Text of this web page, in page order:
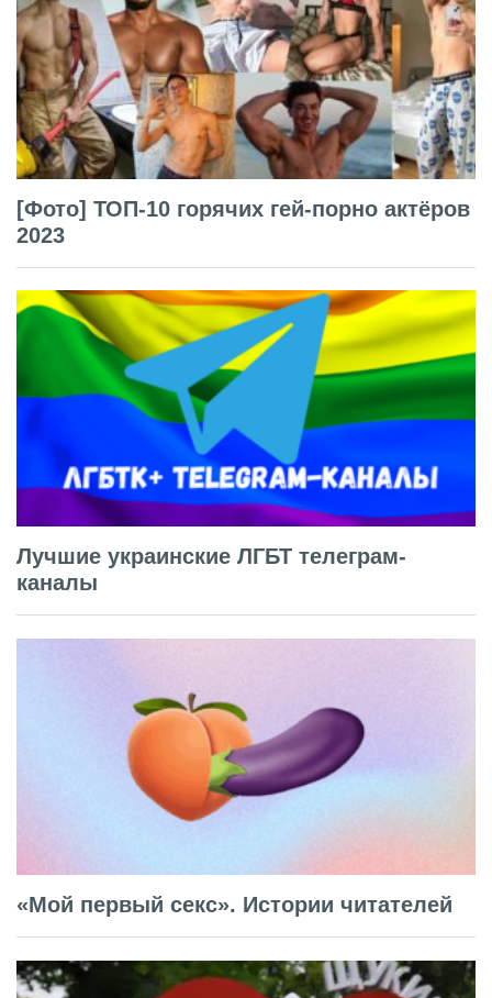
[Фото] ТОП-10 горячих гей-порно актёров
2023
Лучшие украинские ЛГБТ телеграм-
каналы
«Мой первый секс». Истории читателей